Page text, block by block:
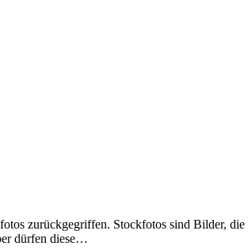
zurückgegriffen. Stockfotos sind Bilder,
dürfen diese…